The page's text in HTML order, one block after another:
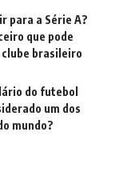
para a Série A?
que pode
brasileiro
do futebol
um dos
mundo?